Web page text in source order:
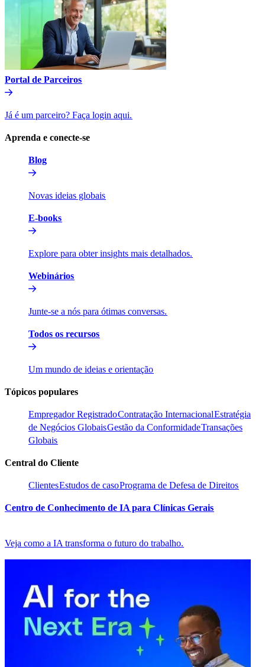
Portal de Parceiros​​
Já é um parceiro? Faça login aqui.​​
Aprenda e conecte-se​​
Blog​​
Novas ideias globais​​
E-books​​
Explore para obter insights mais detalhados.​​
Webinários​​
Junte-se a nós para ótimas conversas.​​
Todos os recursos​​
Um mundo de ideias e orientação​​
Tópicos populares​​
Empregador Registrado​​Contratação Internacional​​Estratégia
de Negócios Globais​​Gestão da Conformidade​​Transações
Globais​​
Central do Cliente​​
Clientes​​Estudos de caso​​Programa de Defesa de Direitos​​
Centro de Conhecimento de IA para Clínicas Gerais​​
Veja como a IA transforma o futuro do trabalho.​​